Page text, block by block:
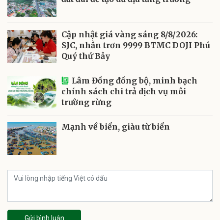
Cập nhật giá vàng sáng 8/8/2026:
SJC, nhẫn trơn 9999 BTMC DOJI Phú
Quý thứ Bảy
Lâm Đồng đồng bộ, minh bạch
chính sách chi trả dịch vụ môi
trường rừng
Mạnh về biển, giàu từ biển
Gửi bình luận